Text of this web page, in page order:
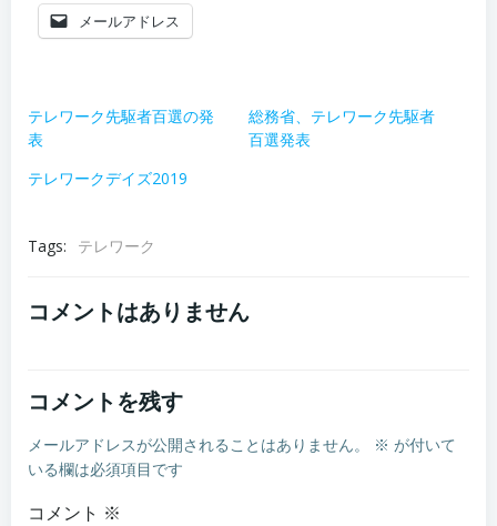
メールアドレス
テレワーク先駆者百選の発
表
総務省、テレワーク先駆者
百選発表
テレワークデイズ2019
Tags: テレワーク
コメントはありません
コメントを残す
メールアドレスが公開されることはありません。 ※ が付いて
いる欄は必須項目です
コメント ※